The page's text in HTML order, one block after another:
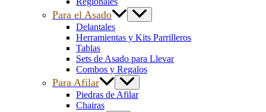
Para el Asado
Delantales
Herramientas y Kits Parrilleros
Tablas
Sets de Asado para Llevar
Combos y Regalos
Para Afilar
Piedras de Afilar
Chairas